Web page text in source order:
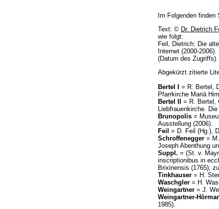
Im Folgenden
Text: © Dr. Dietrich
wie folgt:
Feil, Dietrich: Die
Internet (2000-
(Datum des Zugriffs).
Abgekürzt zitierte
Bertel I
= R. Bertel,
Pfarrkirche Mariä
Bertel II
= R. Bertel,
Liebfrauenkirche.
Brunopolis =
Ausstellung (2006).
Feil = D. Feil (Hg.),
Schroffenegger =
Joseph Abenthung
Suppl. = (St. v.
inscriptionibus in
Brixinensis (1765);
Tinkhauser = H.
Waschgler = H.
Weingartner = J.
Weingartner-
1985).